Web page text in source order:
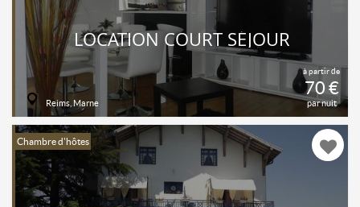
à partir de
70 €
par nuit
LOCATION COURT SÉJOUR
Reims, Marne
Chambre d'hôtes